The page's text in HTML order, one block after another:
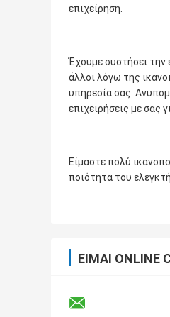
επιχείρηση.
Έχουμε συστήσει την
άλλοι λόγω της
υπηρεσία σας.
επιχειρήσεις με σας
Είμαστε πολύ
ποιότητα του
ΕΊΜΑΙ ONLINE